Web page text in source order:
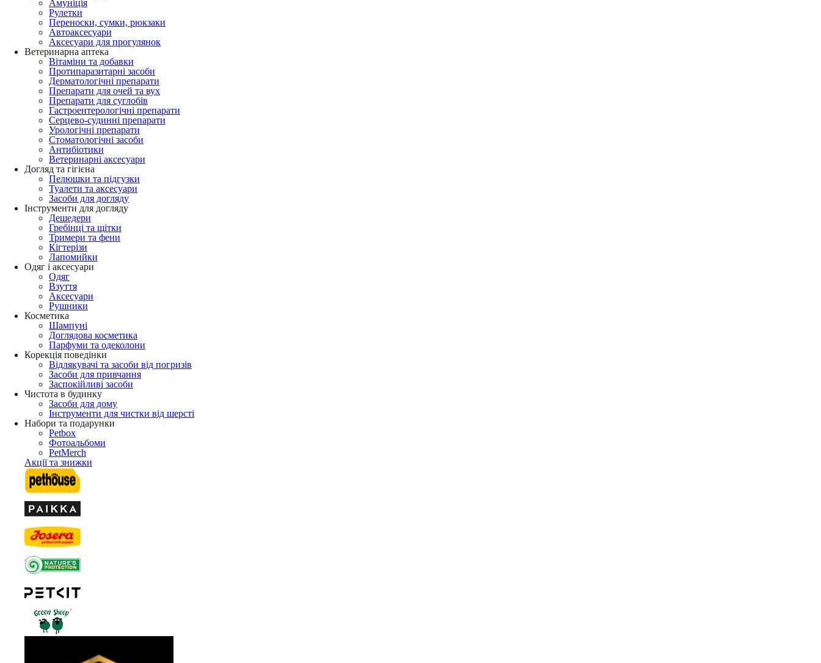
Амуніція
Рулетки
Переноски, сумки, рюкзаки
Автоаксесуари
Аксесуари для прогулянок
Ветеринарна аптека
Вітаміни та добавки
Протипаразитарні засоби
Дерматологічні препарати
Препарати для очей та вух
Препарати для суглобів
Гастроентерологічні препарати
Серцево-судинні препарати
Урологічні препарати
Стоматологічні засоби
Антибіотики
Ветеринарні аксесуари
Догляд та гігієна
Пелюшки та підгузки
Туалети та аксесуари
Засоби для догляду
Інструменти для догляду
Дешедери
Гребінці та щітки
Тримери та фени
Кігтерізи
Лапомийки
Одяг і аксесуари
Одяг
Взуття
Аксесуари
Рушники
Косметика
Шампуні
Доглядова косметика
Парфуми та одеколони
Корекція поведінки
Відлякувачі та засоби від погризів
Засоби для привчання
Заспокійливі засоби
Чистота в будинку
Засоби для дому
Інструменти для чистки від шерсті
Набори та подарунки
Petbox
Фотоальбоми
PetMerch
Акції та знижки